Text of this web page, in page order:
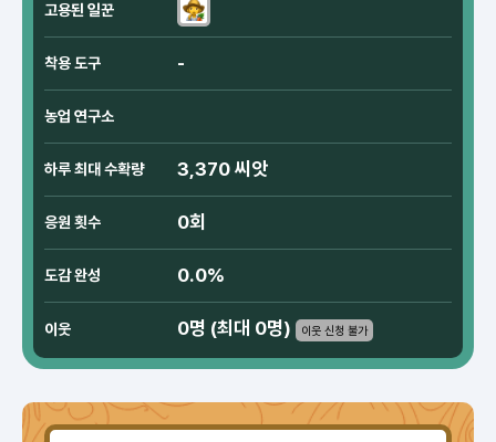
고용된 일꾼
착용 도구 -
농업 연구소
하루 최대 수확량 3,370 씨앗
응원 횟수 0회
도감 완성 0.0%
이웃 0명 (최대 0명) 이웃 신청 불가